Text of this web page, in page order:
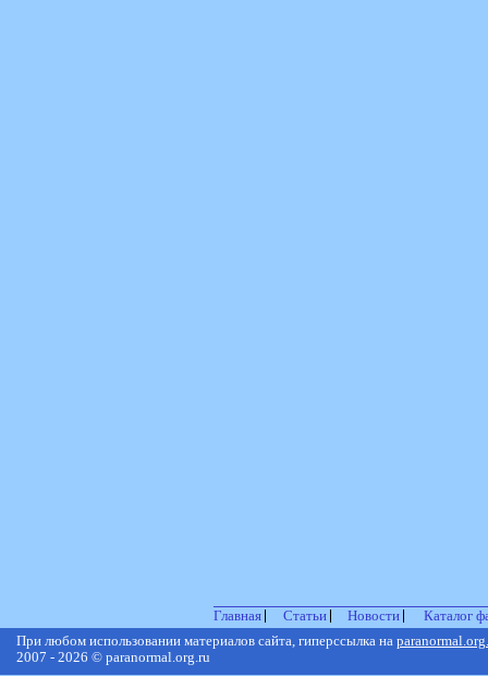
Главная Статьи Новости
Каталог
При любом использовании материалов сайта, гиперссылка на
2007 - 2026 © paranormal.org.ru